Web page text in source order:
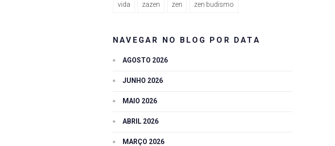
vida zazen zen zen budismo
NAVEGAR NO BLOG POR DATA
AGOSTO 2026
JUNHO 2026
MAIO 2026
ABRIL 2026
MARÇO 2026